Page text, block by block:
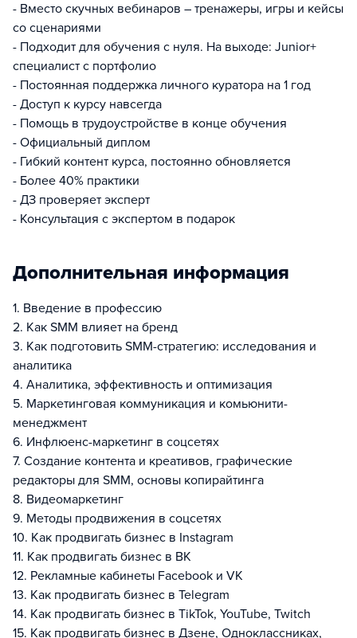
- Вместо скучных вебинаров – тренажеры, игры и кейсы
со сценариями
- Подходит для обучения с нуля. На выходе: Junior+
специалист с портфолио
- Постоянная поддержка личного куратора на 1 год
- Доступ к курсу навсегда
- Помощь в трудоустройстве в конце обучения
- Официальный диплом
- Гибкий контент курса, постоянно обновляется
- Более 40% практики
- ДЗ проверяет эксперт
- Консультация с экспертом в подарок
Дополнительная информация
1. Введение в профессию
2. Как SMM влияет на бренд
3. Как подготовить SMM-стратегию: исследования и
аналитика
4. Аналитика, эффективность и оптимизация
5. Маркетинговая коммуникация и комьюнити-
менеджмент
6. Инфлюенс-маркетинг в соцсетях
7. Создание контента и креативов, графические
редакторы для SMM, основы копирайтинга
8. Видеомаркетинг
9. Методы продвижения в соцсетях
10. Как продвигать бизнес в Instagram
11. Как продвигать бизнес в ВК
12. Рекламные кабинеты Facebook и VK
13. Как продвигать бизнес в Telegram
14. Как продвигать бизнес в TikTok, YouTube, Twitch
15. Как продвигать бизнес в Дзене, Одноклассниках,